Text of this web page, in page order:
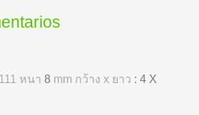
หนา 8 mm กว้าง x ยาว : 4 X